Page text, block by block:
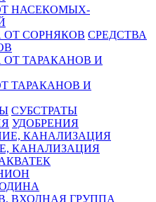
НАСЕКОМЫХ-
СРЕДСТВА
ТАРАКАНОВ И
СУБСТРАТЫ
УДОБРЕНИЯ
КАНАЛИЗАЦИЯ